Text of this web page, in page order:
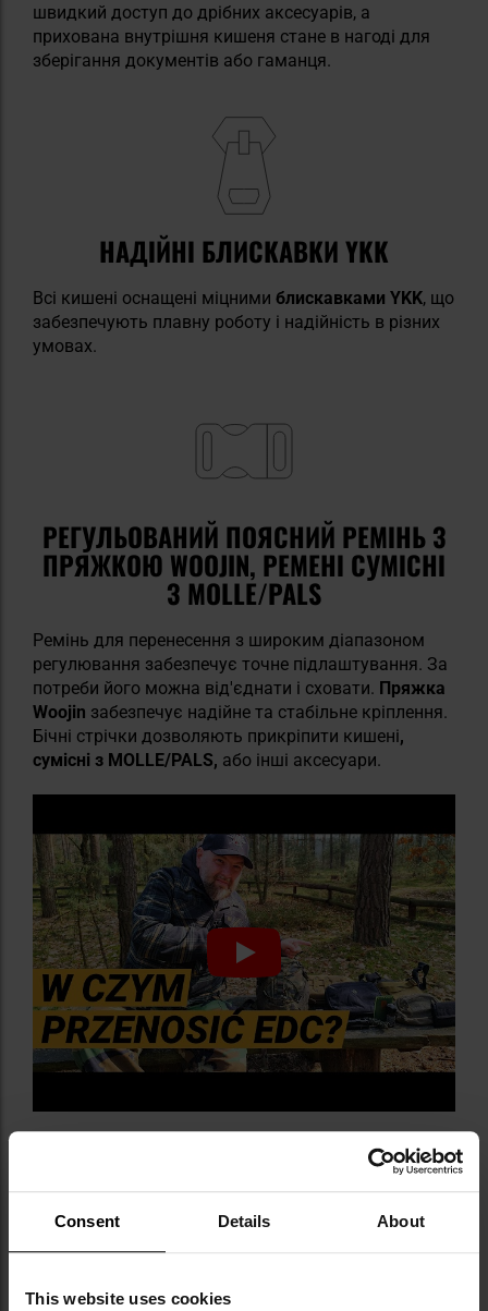
Consent Details About
This website uses cookies
швидкий доступ до дрібних аксесуарів, а
прихована внутрішня кишеня стане в нагоді для
зберігання документів або гаманця.
НАДІЙНІ БЛИСКАВКИ YKK
Всі кишені оснащені міцними блискавками YKK, що
забезпечують плавну роботу і надійність в різних
умовах.
РЕГУЛЬОВАНИЙ ПОЯСНИЙ РЕМІНЬ З
ПРЯЖКОЮ WOOJIN, РЕМЕНІ СУМІСНІ
З MOLLE/PALS
Ремінь для перенесення з широким діапазоном
регулювання забезпечує точне підлаштування. За
потреби його можна від'єднати і сховати. Пряжка
Woojin забезпечує надійне та стабільне кріплення.
Бічні стрічки дозволяють прикріпити кишені,
сумісні з MOLLE/PALS, або інші аксесуари.